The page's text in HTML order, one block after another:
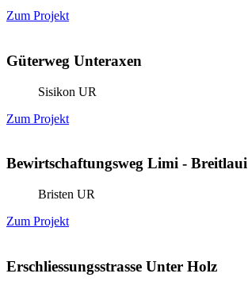
Zum Projekt
Güterweg Unteraxen
Sisikon UR
Zum Projekt
Bewirtschaftungsweg Limi - Breitlaui
Bristen UR
Zum Projekt
Erschliessungsstrasse Unter Holz